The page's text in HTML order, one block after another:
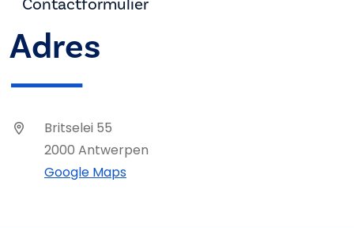
Contactformulier
Adres
Britselei 55
2000 Antwerpen
Google Maps